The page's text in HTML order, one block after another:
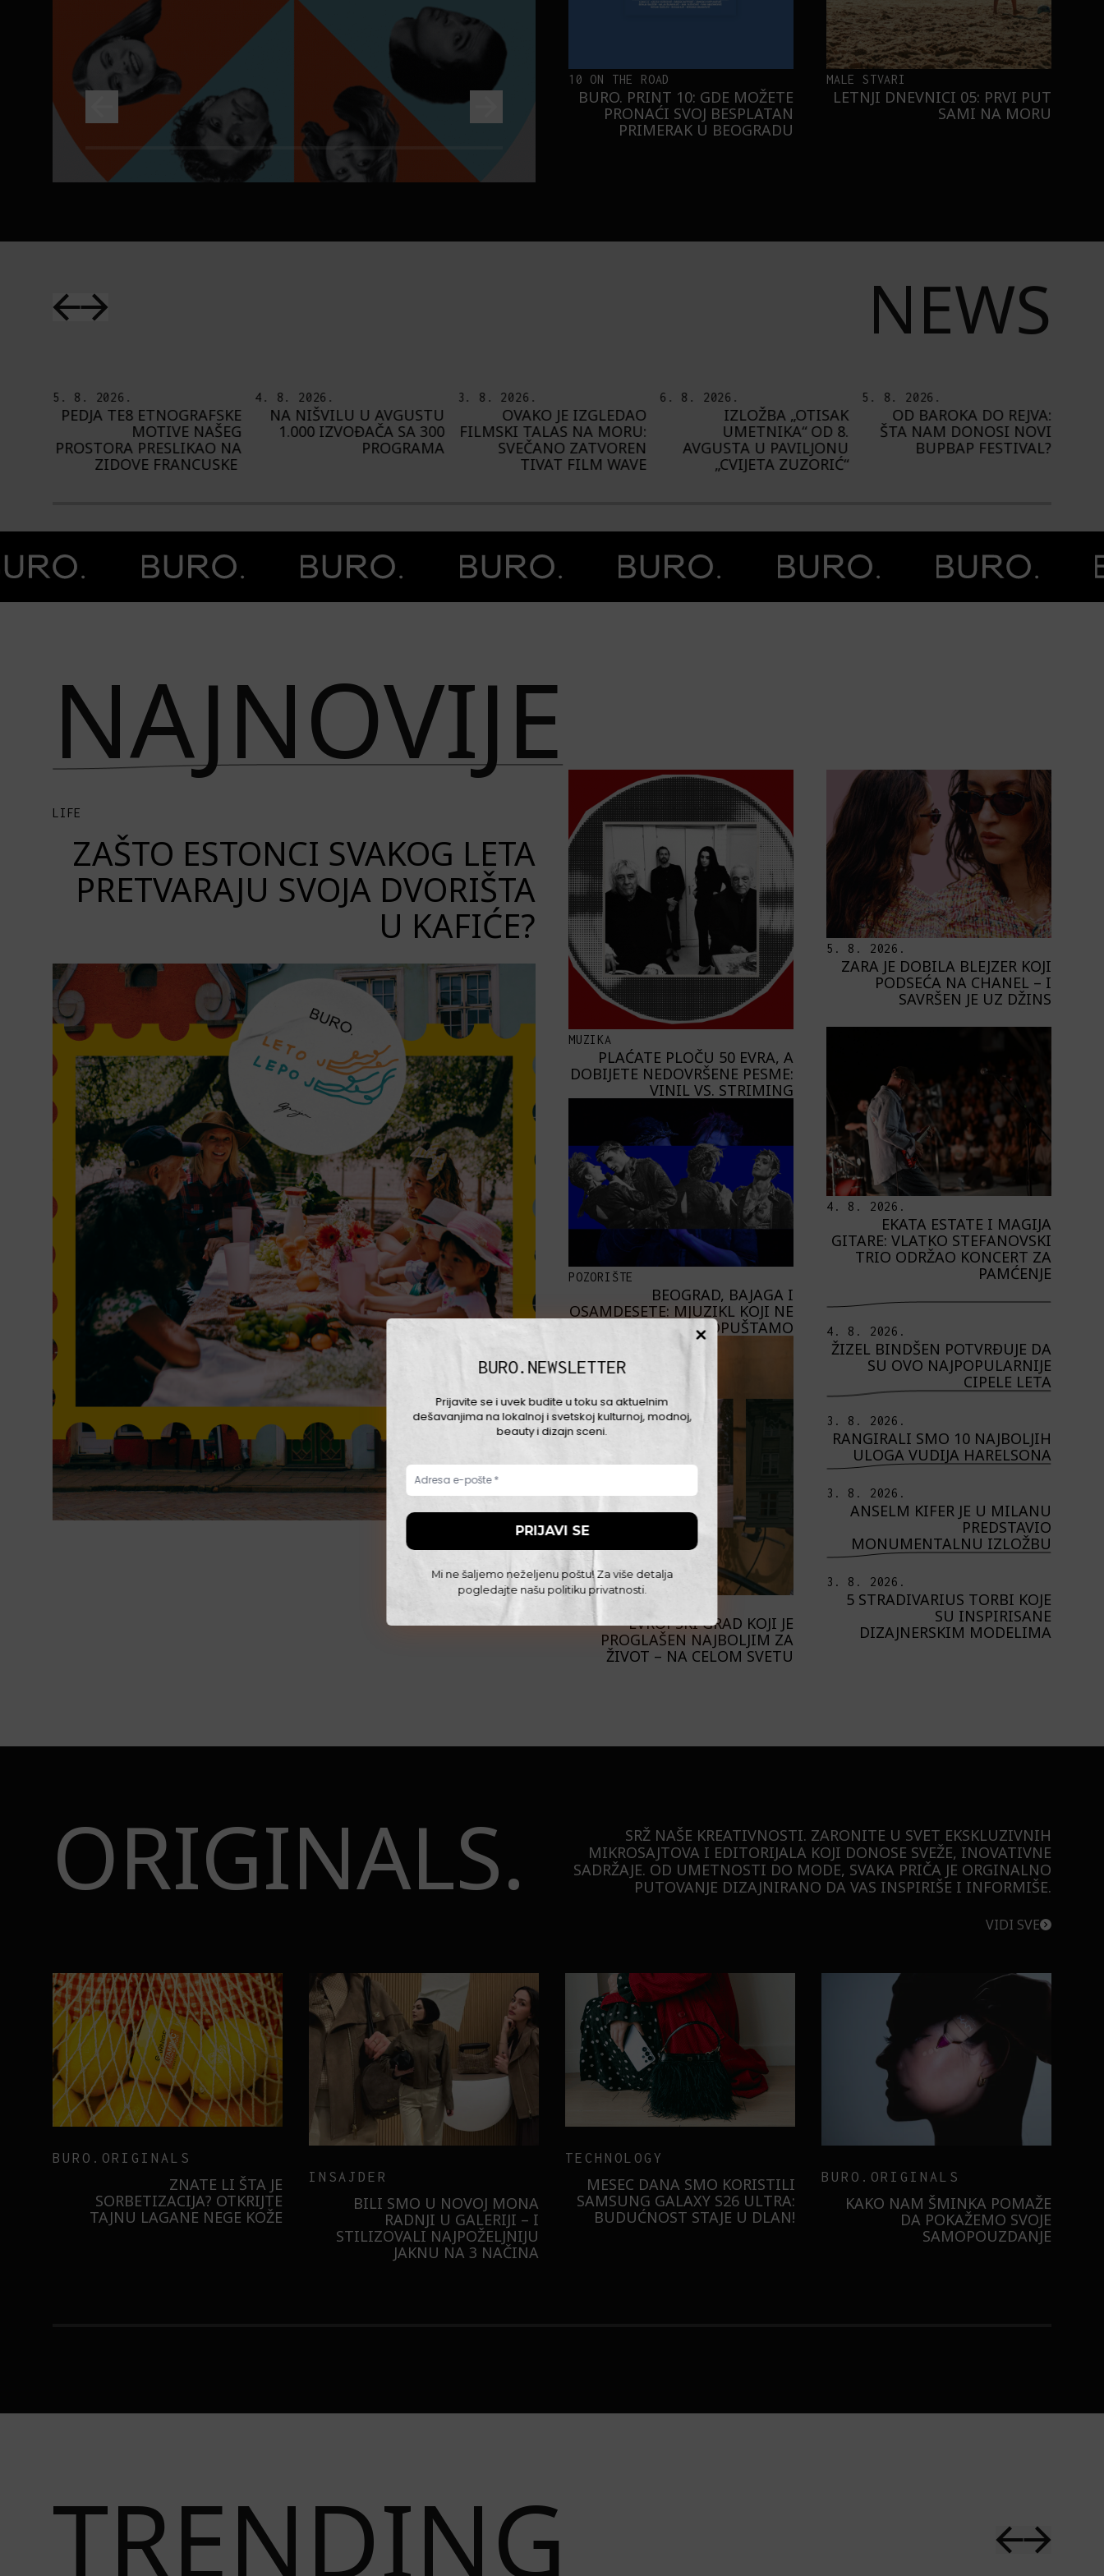
10 ON THE ROAD
BURO. PRINT 10: GDE MOŽETE
PRONAĆI SVOJ BESPLATAN
PRIMERAK U BEOGRADU
MALE STVARI
LETNJI DNEVNICI 05: PRVI PUT
SAMI NA MORU
NEWS
5. 8. 2026.
PEDJA TE8 ETNOGRAFSKE
MOTIVE NAŠEG
PROSTORA PRESLIKAO NA
ZIDOVE FRANCUSKE
4. 8. 2026.
NA NIŠVILU U AVGUSTU
1.000 IZVOĐAČA SA 300
PROGRAMA
3. 8. 2026.
OVAKO JE IZGLEDAO
FILMSKI TALAS NA MORU:
SVEČANO ZATVOREN
TIVAT FILM WAVE
6. 8. 2026.
IZLOŽBA „OTISAK
UMETNIKA“ OD 8.
AVGUSTA U PAVILJONU
„CVIJETA ZUZORIĆ“
5. 8. 2026.
OD BAROKA DO REJVA:
ŠTA NAM DONOSI NOVI
BUPBAP FESTIVAL?
NAJNOVIJE
LIFE
ZAŠTO ESTONCI SVAKOG LETA
PRETVARAJU SVOJA DVORIŠTA
U KAFIĆE?
MUZIKA
PLAĆATE PLOČU 50 EVRA, A
DOBIJETE NEDOVRŠENE PESME:
VINIL VS. STRIMING
POZORIŠTE
BEOGRAD, BAJAGA I
OSAMDESETE: MJUZIKL KOJI NE
PROPUŠTAMO
EVROPSKI GRAD KOJI JE
PROGLAŠEN NAJBOLJIM ZA
ŽIVOT – NA CELOM SVETU
5. 8. 2026.
ZARA JE DOBILA BLEJZER KOJI
PODSEĆA NA CHANEL – I
SAVRŠEN JE UZ DŽINS
4. 8. 2026.
EKATA ESTATE I MAGIJA
GITARE: VLATKO STEFANOVSKI
TRIO ODRŽAO KONCERT ZA
PAMĆENJE
4. 8. 2026.
ŽIZEL BINDŠEN POTVRĐUJE DA
SU OVO NAJPOPULARNIJE
CIPELE LETA
3. 8. 2026.
RANGIRALI SMO 10 NAJBOLJIH
ULOGA VUDIJA HARELSONA
3. 8. 2026.
ANSELM KIFER JE U MILANU
PREDSTAVIO
MONUMENTALNU IZLOŽBU
3. 8. 2026.
5 STRADIVARIUS TORBI KOJE
SU INSPIRISANE
DIZAJNERSKIM MODELIMA
ORIGINALS.
SRŽ NAŠE KREATIVNOSTI. ZARONITE U SVET EKSKLUZIVNIH
MIKROSAJTOVA I EDITORIJALA KOJI DONOSE SVEŽE, INOVATIVNE
SADRŽAJE. OD UMETNOSTI DO MODE, SVAKA PRIČA JE ORGINALNO
PUTOVANJE DIZAJNIRANO DA VAS INSPIRIŠE I INFORMIŠE.
VIDI SVE
BURO.ORIGINALS
ZNATE LI ŠTA JE
SORBETIZACIJA? OTKRIJTE
TAJNU LAGANE NEGE KOŽE
INSAJDER
BILI SMO U NOVOJ MONA
RADNJI U GALERIJI – I
STILIZOVALI NAJPOŽELJNIJU
JAKNU NA 3 NAČINA
TECHNOLOGY
MESEC DANA SMO KORISTILI
SAMSUNG GALAXY S26 ULTRA:
BUDUĆNOST STAJE U DLAN!
BURO.ORIGINALS
KAKO NAM ŠMINKA POMAŽE
DA POKAŽEMO SVOJE
SAMOPOUZDANJE
TRENDING
BURO.NEWSLETTER
Prijavite se i uvek budite u toku sa aktuelnim
dešavanjima na lokalnoj i svetskoj kulturnoj, modnoj,
beauty i dizajn sceni.
Mi ne šaljemo neželjenu poštu! Za više detalja
pogledajte našu politiku privatnosti.